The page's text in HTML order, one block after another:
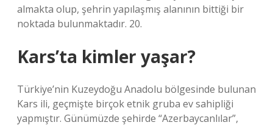
almakta olup, şehrin yapılaşmış alanının bittiği bir
noktada bulunmaktadır. 20.
Kars’ta kimler yaşar?
Türkiye’nin Kuzeydoğu Anadolu bölgesinde bulunan
Kars ili, geçmişte birçok etnik gruba ev sahipliği
yapmıştır. Günümüzde şehirde “Azerbaycanlılar”,